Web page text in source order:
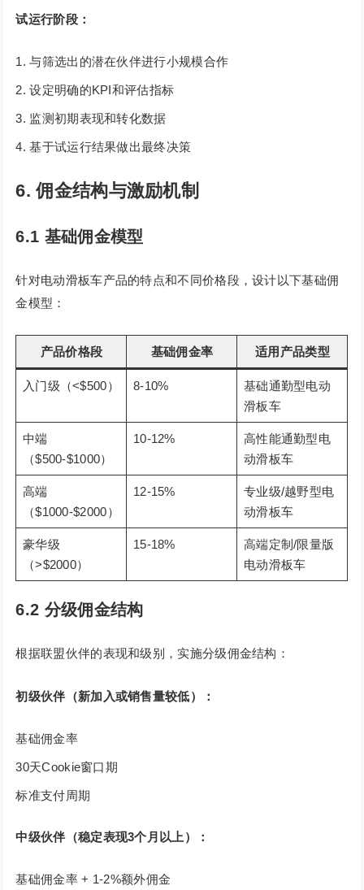
试运行阶段：
与筛选出的潜在伙伴进行小规模合作
设定明确的KPI和评估指标
监测初期表现和转化数据
基于试运行结果做出最终决策
6. 佣金结构与激励机制
6.1 基础佣金模型
针对电动滑板车产品的特点和不同价格段，设计以下基础佣
金模型：
产品价格段 基础佣金率 适用产品类型
入门级（<$500） 8-10%
基础通勤型电动
滑板车
中端
（$500-$1000）
10-12%
高性能通勤型电
动滑板车
高端
（$1000-$2000）
12-15%
专业级/越野型电
动滑板车
豪华级
（>$2000）
15-18%
高端定制/限量版
电动滑板车
6.2 分级佣金结构
根据联盟伙伴的表现和级别，实施分级佣金结构：
初级伙伴（新加入或销售量较低）：
基础佣金率
30天Cookie窗口期
标准支付周期
中级伙伴（稳定表现3个月以上）：
基础佣金率 + 1-2%额外佣金